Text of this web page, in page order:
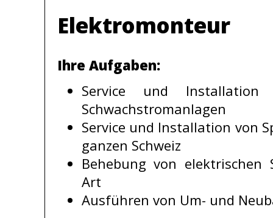
Elektromonteur
Ihre Aufgaben:
Service und
Schwachstromanlagen
Service und Installation von
ganzen Schweiz
Behebung von elektrischen
Art
Ausführen von Um- und